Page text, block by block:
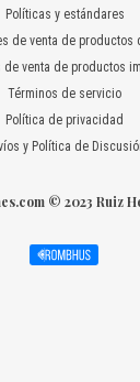
Políticas y estándares
de venta de productos
de venta de productos
Términos de servicio
Política de privacidad
y Política de
© 2023 Ruiz